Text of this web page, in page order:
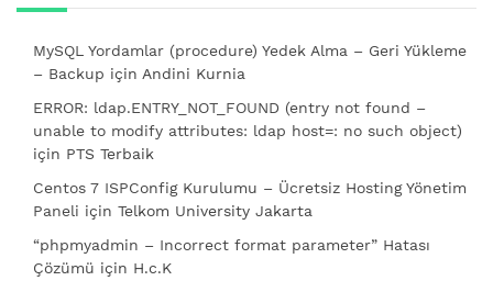
MySQL Yordamlar (procedure) Yedek Alma – Geri Yükleme
– Backup için Andini Kurnia
ERROR: ldap.ENTRY_NOT_FOUND (entry not found –
unable to modify attributes: ldap host=: no such object)
için PTS Terbaik
Centos 7 ISPConfig Kurulumu – Ücretsiz Hosting Yönetim
Paneli için Telkom University Jakarta
“phpmyadmin – Incorrect format parameter” Hatası
Çözümü için H.c.K